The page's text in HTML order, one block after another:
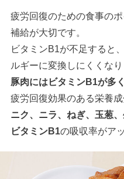
疲労回復のための食事の
補給が大切です。
ビタミンB1が不足すると
ルギーに変換しにくくなり
豚肉にはビタミンB1が多
疲労回復効果のある栄養
ニク、ニラ、ねぎ、玉葱
ビタミンB1の吸収率がア